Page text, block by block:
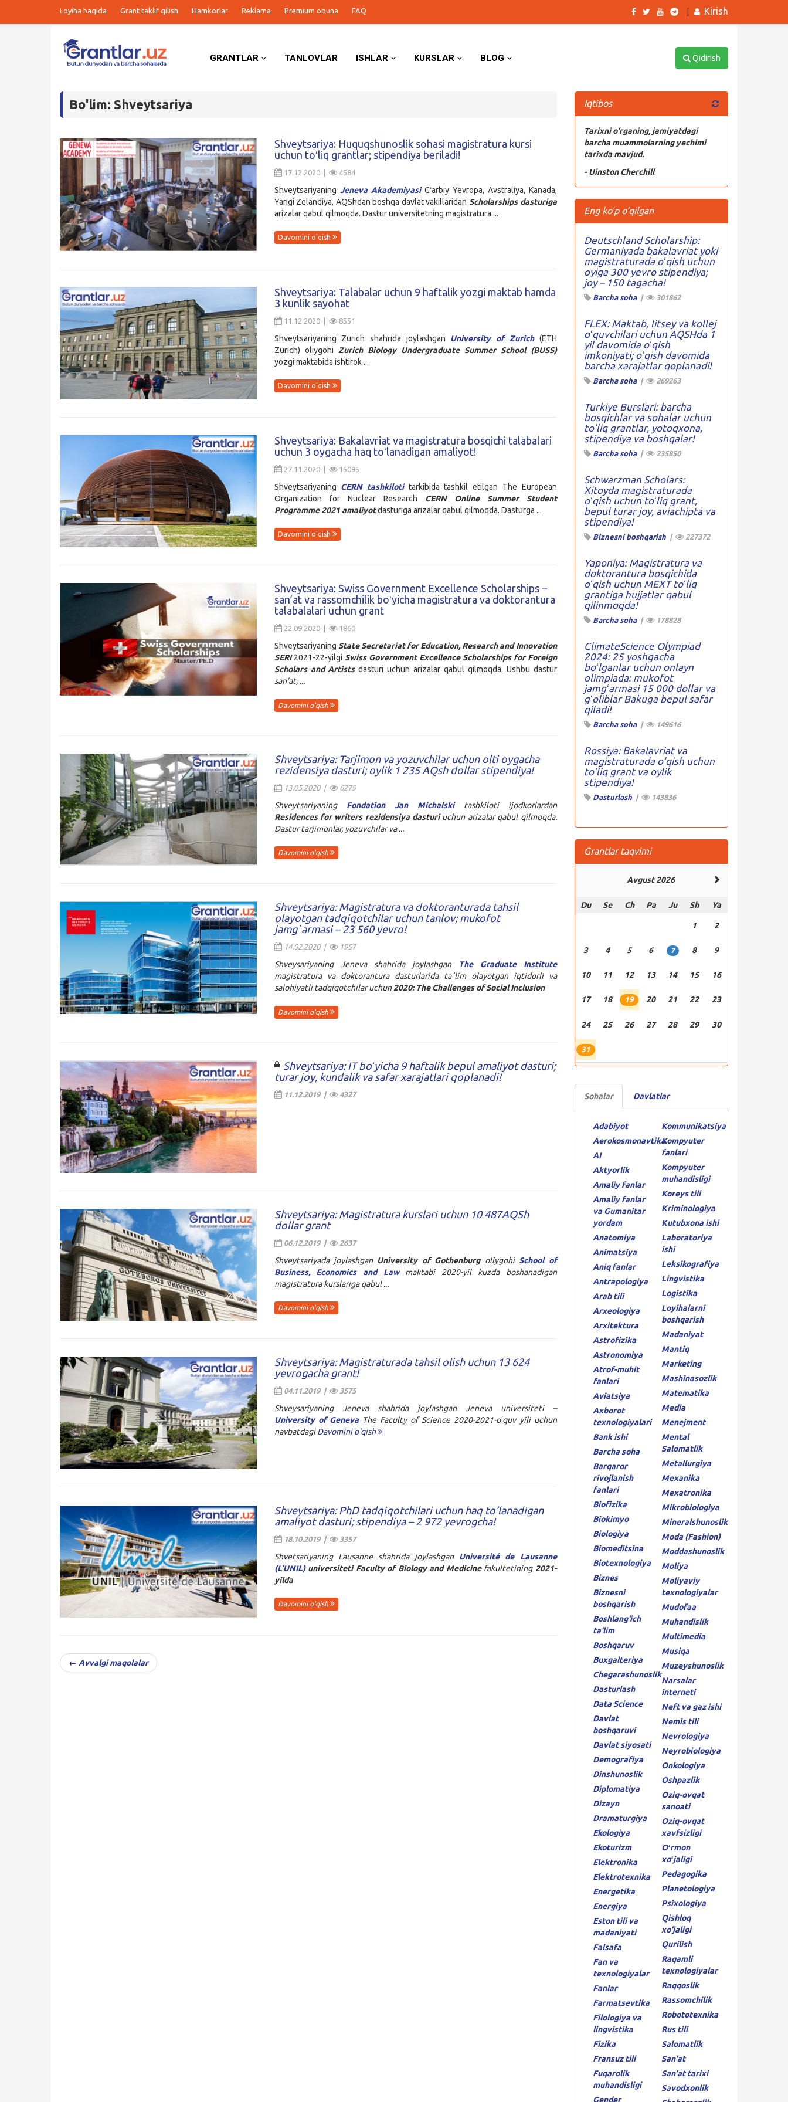
Loyiha haqida Grant taklif qilish Hamkorlar Reklama Premium obuna FAQ Kirish
GRANTLAR TANLOVLAR ISHLAR KURSLAR BLOG Qidirish
Bo'lim: Shveytsariya
Shveytsariya: Huquqshunoslik sohasi magistratura kursi
uchun toʻliq grantlar; stipendiya beriladi!
17.12.2020 | 4584
Shveytsariyaning Jeneva AkademiyasiGʻarbiy Yevropa, Avstraliya, Kanada,
Yangi Zelandiya, AQShdan boshqa davlat vakillaridan Scholarships dasturiga
arizalar qabul qilmoqda. Dastur universitetning magistratura ...
Davomini o'qish
Shveytsariya: Talabalar uchun 9 haftalik yozgi maktab hamda
3 kunlik sayohat
11.12.2020 | 8551
Shveytsariyaning Zurich shahrida joylashgan University of Zurich(ETH
Zurich) oliygohi Zurich Biology Undergraduate Summer School (BUSS)
yozgi maktabida ishtirok ...
Davomini o'qish
Shveytsariya: Bakalavriat va magistratura bosqichi talabalari
uchun 3 oygacha haq toʻlanadigan amaliyot!
27.11.2020 | 15095
Shveytsariyaning CERN tashkilotitarkibida tashkil etilgan The European
Organization for Nuclear Research CERN Online Summer Student
Programme 2021 amaliyotdasturiga arizalar qabul qilmoqda. Dasturga ...
Davomini o'qish
Shveytsariya: Swiss Government Excellence Scholarships –
san’at va rassomchilik boʻyicha magistratura va doktorantura
talabalalari uchun grant
22.09.2020 | 1860
Shveytsariyaning State Secretariat for Education, Research and Innovation
SERI2021-22-yilgi Swiss Government Excellence Scholarships for Foreign
Scholars and Artistsdasturi uchun arizalar qabul qilmoqda. Ushbu dastur
san’at, ...
Davomini o'qish
Shveytsariya: Tarjimon va yozuvchilar uchun olti oygacha
rezidensiya dasturi; oylik 1 235 AQsh dollar stipendiya!
13.05.2020 | 6279
Shveytsariyaning Fondation Jan Michalskitashkiloti ijodkorlardan
Residences for writers rezidensiya dasturiuchun arizalar qabul qilmoqda.
Dastur tarjimonlar, yozuvchilar va ...
Davomini o'qish
Shveytsariya: Magistratura va doktoranturada tahsil
olayotgan tadqiqotchilar uchun tanlov; mukofot
jamg`armasi – 23 560 yevro!
14.02.2020 | 1957
Shveysariyaning Jeneva shahrida joylashgan
The Graduate Institute
magistratura va doktorantura dasturlarida taʼlim olayotgan iqtidorli va
salohiyatli tadqiqotchilar uchun2020: The Challenges of Social Inclusion
Davomini o'qish
Shveytsariya: IT boʻyicha 9 haftalik bepul amaliyot dasturi;
turar joy, kundalik va safar xarajatlari qoplanadi!
11.12.2019 | 4327
Shveytsariya: Magistratura kurslari uchun 10 487AQSh
dollar grant
06.12.2019 | 2637
Shveytsariyada joylashgan University of Gothenburgoliygohi School of
Business, Economics and Lawmaktabi 2020-yil kuzda boshanadigan
magistratura kurslariga qabul ...
Davomini o'qish
Shveytsariya: Magistraturada tahsil olish uchun 13 624
yevrogacha grant!
04.11.2019 | 3575
Shveysariyaning Jeneva shahrida joylashgan Jeneva universiteti –
University of Geneva The Faculty of Science 2020-2021-oʻquv yili uchun
navbatdagiDavomini o'qish
Shveytsariya: PhD tadqiqotchilari uchun haq to’lanadigan
amaliyot dasturi; stipendiya – 2 972 yevrogcha!
18.10.2019 | 3357
Shvetsariyaning Lausanne shahrida joylashgan Université de Lausanne
(L’UNIL)universiteti Faculty of Biology and Medicine fakultetining 2021-
yilda
Davomini o'qish
← Avvalgi maqolalar
Iqtibos
Tarixni o‘rganing, jamiyatdagi
barcha muammolarning yechimi
tarixda mavjud.
- Uinston Cherchill
Eng ko'p o'qilgan
Deutschland Scholarship:
Germaniyada bakalavriat yoki
magistraturada oʻqish uchun
oyiga 300 yevro stipendiya;
joy – 150 tagacha!
Barcha soha| 301862
FLEX: Maktab, litsey va kollej
oʻquvchilari uchun AQSHda 1
yil davomida oʻqish
imkoniyati; oʻqish davomida
barcha xarajatlar qoplanadi!
Barcha soha| 269263
Turkiye Burslari: barcha
bosqichlar va sohalar uchun
to’liq grantlar, yotoqxona,
stipendiya va boshqalar!
Barcha soha| 235850
Schwarzman Scholars:
Xitoyda magistraturada
oʻqish uchun toʻliq grant,
bepul turar joy, aviachipta va
stipendiya!
Biznesni boshqarish| 227372
Yaponiya: Magistratura va
doktorantura bosqichida
oʻqish uchun MEXT toʻliq
grantiga hujjatlar qabul
qilinmoqda!
Barcha soha| 178828
ClimateScience Olympiad
2024: 25 yoshgacha
boʻlganlar uchun onlayn
olimpiada: mukofot
jamgʻarmasi 15 000 dollar va
gʻoliblar Bakuga bepul safar
qiladi!
Barcha soha| 149616
Rossiya: Bakalavriat va
magistraturada o’qish uchun
to’liq grant va oylik
stipendiya!
Dasturlash| 143836
Grantlar taqvimi
Avgust 2026
Du Se Ch Pa Ju Sh Ya
1 2
3 4 5 6 7 8 9
10 11 12 13 14 15 16
17 18 19 20 21 22 23
24 25 26 27 28 29 30
31
Sohalar Davlatlar
Adabiyot
Aerokosmonavtika
AI
Aktyorlik
Amaliy fanlar
Amaliy fanlar
va Gumanitar
yordam
Anatomiya
Animatsiya
Aniq fanlar
Antrapologiya
Arab tili
Arxeologiya
Arxitektura
Astrofizika
Astronomiya
Atrof-muhit
fanlari
Aviatsiya
Axborot
texnologiyalari
Bank ishi
Barcha soha
Barqaror
rivojlanish
fanlari
Biofizika
Biokimyo
Biologiya
Biomeditsina
Biotexnologiya
Biznes
Biznesni
boshqarish
Boshlang'ich
ta'lim
Boshqaruv
Buxgalteriya
Chegarashunoslik
Dasturlash
Data Science
Davlat
boshqaruvi
Davlat siyosati
Demografiya
Dinshunoslik
Diplomatiya
Dizayn
Dramaturgiya
Ekologiya
Ekoturizm
Elektronika
Elektrotexnika
Energetika
Energiya
Eston tili va
madaniyati
Falsafa
Fan va
texnologiyalar
Fanlar
Farmatsevtika
Filologiya va
lingvistika
Fizika
Fransuz tili
Fuqarolik
muhandisligi
Gender
Kommunikatsiya
Kompyuter
fanlari
Kompyuter
muhandisligi
Koreys tili
Kriminologiya
Kutubxona ishi
Laboratoriya
ishi
Leksikografiya
Lingvistika
Logistika
Loyihalarni
boshqarish
Madaniyat
Mantiq
Marketing
Mashinasozlik
Matematika
Media
Menejment
Mental
Salomatlik
Metallurgiya
Mexanika
Mexatronika
Mikrobiologiya
Mineralshunoslik
Moda (Fashion)
Moddashunoslik
Moliya
Moliyaviy
texnologiyalar
Mudofaa
Muhandislik
Multimedia
Musiqa
Muzeyshunoslik
Narsalar
interneti
Neft va gaz ishi
Nemis tili
Nevrologiya
Neyrobiologiya
Onkologiya
Oshpazlik
Oziq-ovqat
sanoati
Oziq-ovqat
xavfsizligi
Oʻrmon
xoʻjaligi
Pedagogika
Planetologiya
Psixologiya
Qishloq
xo'jaligi
Qurilish
Raqamli
texnologiyalar
Raqqoslik
Rassomchilik
Robototexnika
Rus tili
Salomatlik
San'at
San'at tarixi
Savodxonlik